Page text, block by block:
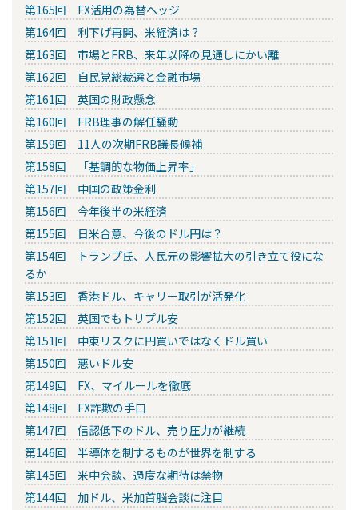
第165回 FX活用の為替ヘッジ
第164回 利下げ再開、米経済は？
第163回 市場とFRB、来年以降の見通しにかい離
第162回 自民党総裁選と金融市場
第161回 英国の財政懸念
第160回 FRB理事の解任騒動
第159回 11人の次期FRB議長候補
第158回 「基調的な物価上昇率」
第157回 中国の政策金利
第156回 今年後半の米経済
第155回 日米合意、今後のドル円は？
第154回 トランプ氏、人民元の影響拡大の引き立て役にな
るか
第153回 香港ドル、キャリー取引が活発化
第152回 英国でもトリプル安
第151回 中東リスクに円買いではなくドル買い
第150回 悪いドル安
第149回 FX、マイルールを徹底
第148回 FX詐欺の手口
第147回 信認低下のドル、売り圧力が継続
第146回 半導体を制するものが世界を制する
第145回 米中会談、過度な期待は禁物
第144回 加ドル、米加首脳会談に注目